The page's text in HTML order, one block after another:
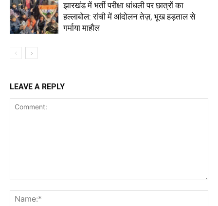
झारखंड में भर्ती परीक्षा धांधली पर छात्रों का
हल्लाबोल: रांची में आंदोलन तेज़, भूख हड़ताल से
गर्माया माहौल
LEAVE A REPLY